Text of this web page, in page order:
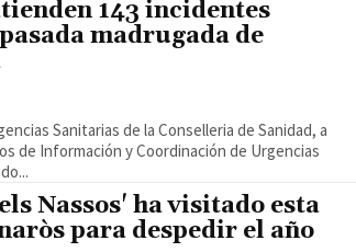
143 incidentes
madrugada de
Sanitarias de la Conselleria de Sanidad, a
de Información y Coordinación de Urgencias
Nassos' ha visitado esta
para despedir el año